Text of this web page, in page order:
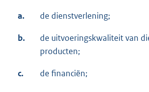
a. de dienstverlening;
b.
de uitvoeringskwaliteit van
producten;
c. de financiën;